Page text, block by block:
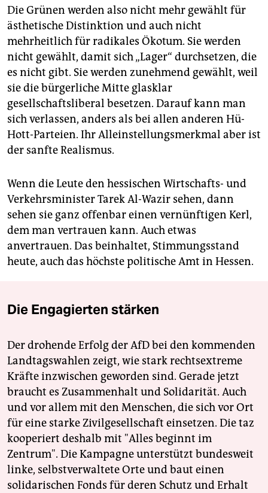
Die Grünen werden also nicht mehr gewählt für
ästhetische Distinktion und auch nicht
mehrheitlich für radikales Ökotum. Sie werden
nicht gewählt, damit sich „Lager“ durchsetzen, die
es nicht gibt. Sie werden zunehmend gewählt, weil
sie die bürgerliche Mitte glasklar
gesellschaftsliberal besetzen. Darauf kann man
sich verlassen, anders als bei allen anderen Hü-
Hott-Parteien. Ihr Alleinstellungsmerkmal aber ist
der sanfte Realismus.
Wenn die Leute den hessischen Wirtschafts- und
Verkehrsminister Tarek Al-Wazir sehen, dann
sehen sie ganz offenbar einen vernünftigen Kerl,
dem man vertrauen kann. Auch etwas
anvertrauen. Das beinhaltet, Stimmungsstand
heute, auch das höchste politische Amt in Hessen.
Die Engagierten stärken
Der drohende Erfolg der AfD bei den kommenden
Landtagswahlen zeigt, wie stark rechtsextreme
Kräfte inzwischen geworden sind. Gerade jetzt
braucht es Zusammenhalt und Solidarität. Auch
und vor allem mit den Menschen, die sich vor Ort
für eine starke Zivilgesellschaft einsetzen. Die taz
kooperiert deshalb mit "Alles beginnt im
Zentrum". Die Kampagne unterstützt bundesweit
linke, selbstverwaltete Orte und baut einen
solidarischen Fonds für deren Schutz und Erhalt